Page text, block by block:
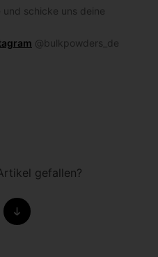
schicke uns deine
@bulkpowders_de
gefallen?